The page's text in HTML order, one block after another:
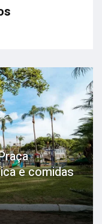
e comidas